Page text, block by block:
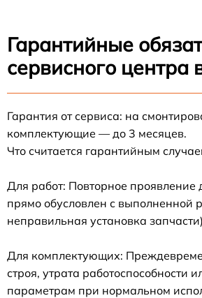
Гарантийные
сервисного центра
Гарантия от сервиса: на
комплектующие — до 3 месяцев.
Что считается гарантийным
Для работ: Повторное проявление
прямо обусловлен с выполненной
неправильная установка
Для комплектующих:
строя, утрата работоспособности
параметрам при нормальном